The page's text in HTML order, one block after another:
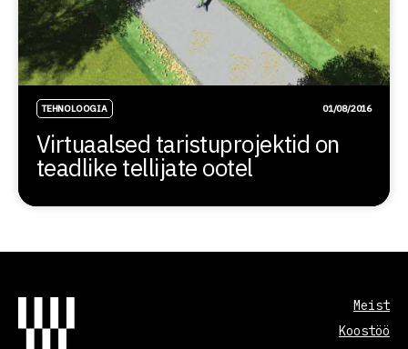
TEHNOLOOGIA 01/08/2016
Virtuaalsed taristuprojektid on
teadlike tellijate ootel
Meist
Koostöö